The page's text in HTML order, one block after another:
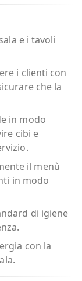
e i tavoli
i clienti con
che la
in modo
cibi e
il menù
in modo
di igiene
con la